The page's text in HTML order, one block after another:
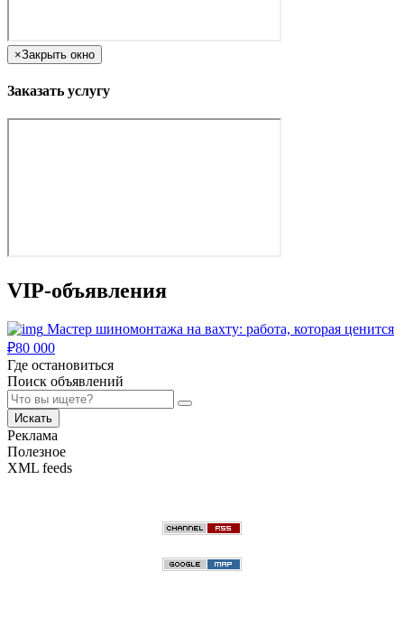
×Закрыть окно
Заказать услугу
VIP-объявления
Мастер шиномонтажа на вахту: работа, которая ценится
₽80 000
Где остановиться
Поиск объявлений
Искать
Реклама
Полезное
XML feeds